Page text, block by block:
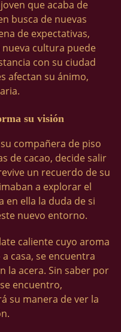
que acaba de
busca de nuevas
de expectativas,
cultura puede
con su ciudad
afectan su ánimo,
su visión
compañera de piso
de cacao, decide salir
un recuerdo de su
a explorar el
en ella la duda de si
nuevo entorno.
caliente cuyo aroma
casa, se encuentra
la acera. Sin saber por
encuentro,
su manera de ver la